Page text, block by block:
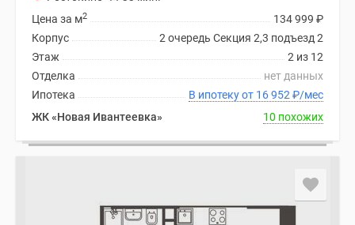
134 999 ₽
Цена за м2
2 очередь Секция 2,3 подъезд 2
Корпус
2 из 12
Этаж
нет данных
Отделка
В ипотеку от 16 952 ₽/мес
Ипотека
ЖК «Новая Ивантеевка»
10 похожих